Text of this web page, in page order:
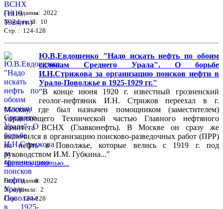
Год издания: 2022
№ журнала: 10
Стр. : 124-128
Ю.В.Евдошенко "Надо искать нефть по обоим
склонам Среднего Урала". О борьбе
И.Н.Стрижова за организацию поисков нефти в
Урало-Поволжье в 1925-1929 гг."
"В конце июня 1920 г. известный грозненский
геолог-нефтяник И.Н. Стрижов переехал в г.
Москву, где был назначен помощником (заместителем)
управляющего Технической частью Главного нефтяного
комитета ВСНХ (Главконефть). В Москве он сразу же
включился в организацию поисково-разведочных работ (ПРР)
на нефть в Поволжье, которые велись с 1919 г. под
руководством И.М. Губкина..."
Читать статью...
Год издания: 2022
№ журнала: 2
Стр. : 124-128